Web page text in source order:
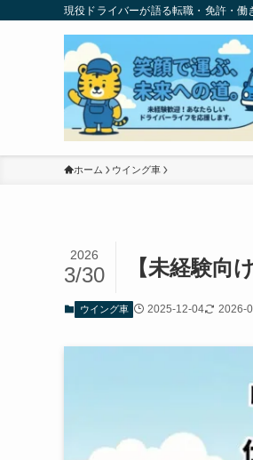
現役ドライバーが語る転職・免許・働
ホーム ウイング車
【未経験向
2026
3/30
ウイング車 2025-12-04 2026-